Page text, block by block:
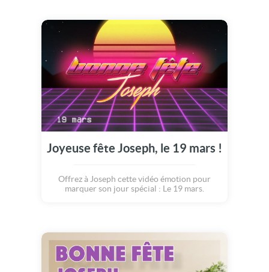
Joyeuse fête Joseph, le 19 mars !
Offrez à Joseph cette vidéo émotion pour
marquer son jour spécial : Le 19 mars.